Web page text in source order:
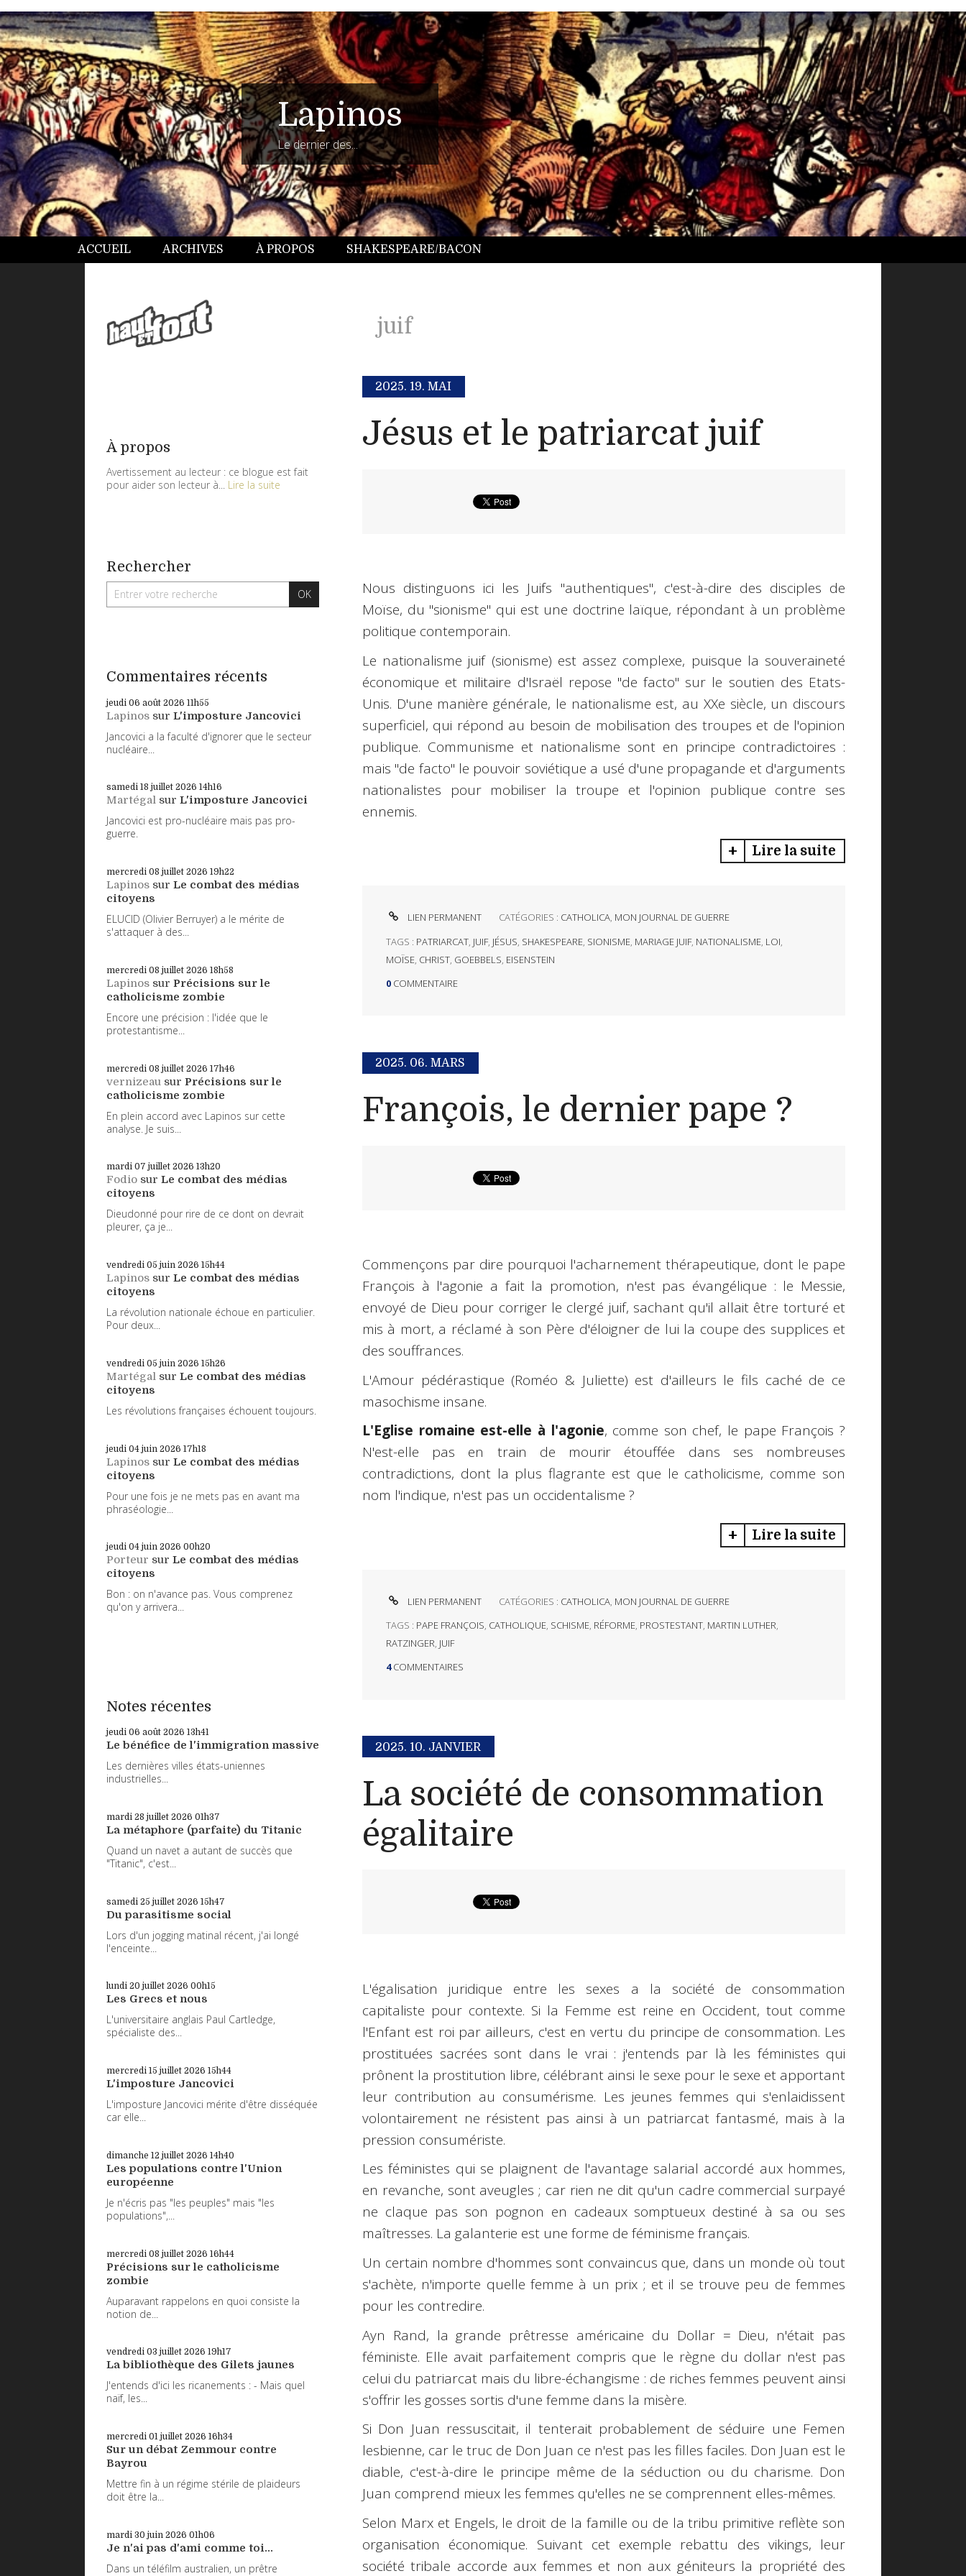
Lapinos
Le dernier des...
ACCUEIL ARCHIVES À PROPOS SHAKESPEARE/BACON
À propos
Avertissement au lecteur : ce blogue est fait
pour aider son lecteur à... Lire la suite
Rechercher
Commentaires récents
jeudi 06 août 2026 11h55
Lapinos sur L'imposture Jancovici
Jancovici a la faculté d'ignorer que le secteur
nucléaire...
samedi 18 juillet 2026 14h16
Martégal sur L'imposture Jancovici
Jancovici est pro-nucléaire mais pas pro-
guerre.
mercredi 08 juillet 2026 19h22
Lapinos sur Le combat des médias
citoyens
ELUCID (Olivier Berruyer) a le mérite de
s'attaquer à des...
mercredi 08 juillet 2026 18h58
Lapinos sur Précisions sur le
catholicisme zombie
Encore une précision : l'idée que le
protestantisme...
mercredi 08 juillet 2026 17h46
vernizeau sur Précisions sur le
catholicisme zombie
En plein accord avec Lapinos sur cette
analyse. Je suis...
mardi 07 juillet 2026 13h20
Fodio sur Le combat des médias
citoyens
Dieudonné pour rire de ce dont on devrait
pleurer, ça je...
vendredi 05 juin 2026 15h44
Lapinos sur Le combat des médias
citoyens
La révolution nationale échoue en particulier.
Pour deux...
vendredi 05 juin 2026 15h26
Martégal sur Le combat des médias
citoyens
Les révolutions françaises échouent toujours.
jeudi 04 juin 2026 17h18
Lapinos sur Le combat des médias
citoyens
Pour une fois je ne mets pas en avant ma
phraséologie...
jeudi 04 juin 2026 00h20
Porteur sur Le combat des médias
citoyens
Bon : on n'avance pas. Vous comprenez
qu'on y arrivera...
Notes récentes
jeudi 06 août 2026 13h41
Le bénéfice de l'immigration massive
Les dernières villes états-uniennes
industrielles...
mardi 28 juillet 2026 01h37
La métaphore (parfaite) du Titanic
Quand un navet a autant de succès que
"Titanic", c'est...
samedi 25 juillet 2026 15h47
Du parasitisme social
Lors d'un jogging matinal récent, j'ai longé
l'enceinte...
lundi 20 juillet 2026 00h15
Les Grecs et nous
L'universitaire anglais Paul Cartledge,
spécialiste des...
mercredi 15 juillet 2026 15h44
L'imposture Jancovici
L'imposture Jancovici mérite d'être disséquée
car elle...
dimanche 12 juillet 2026 14h40
Les populations contre l'Union
européenne
Je n'écris pas "les peuples" mais "les
populations",...
mercredi 08 juillet 2026 16h44
Précisions sur le catholicisme
zombie
Auparavant rappelons en quoi consiste la
notion de...
vendredi 03 juillet 2026 19h17
La bibliothèque des Gilets jaunes
J'entends d'ici les ricanements : - Mais quel
naïf, les...
mercredi 01 juillet 2026 16h34
Sur un débat Zemmour contre
Bayrou
Mettre fin à un régime stérile de plaideurs
doit être la...
mardi 30 juin 2026 01h06
Je n'ai pas d'ami comme toi...
Dans un téléfilm australien, un prêtre
juif
2025. 19. MAI
Jésus et le patriarcat juif
Nous distinguons ici les Juifs "authentiques", c'est-à-dire des disciples de
Moïse, du "sionisme" qui est une doctrine laïque, répondant à un problème
politique contemporain.
Le nationalisme juif (sionisme) est assez complexe, puisque la souveraineté
économique et militaire d'Israël repose "de facto" sur le soutien des Etats-
Unis. D'une manière générale, le nationalisme est, au XXe siècle, un discours
superficiel, qui répond au besoin de mobilisation des troupes et de l'opinion
publique. Communisme et nationalisme sont en principe contradictoires :
mais "de facto" le pouvoir soviétique a usé d'une propagande et d'arguments
nationalistes pour mobiliser la troupe et l'opinion publique contre ses
ennemis.
Lire la suite
LIEN PERMANENT CATÉGORIES : CATHOLICA, MON JOURNAL DE GUERRE
TAGS : PATRIARCAT, JUIF, JÉSUS SHAKESPEARE, SIONISME, MARIAGE JUIF, NATIONALISME, LOI
MOÏSE, CHRIST, GOEBBELS EISENSTEIN
0 COMMENTAIRE
2025. 06. MARS
François, le dernier pape ?
Commençons par dire pourquoi l'acharnement thérapeutique, dont le pape
François à l'agonie a fait la promotion, n'est pas évangélique : le Messie,
envoyé de Dieu pour corriger le clergé juif, sachant qu'il allait être torturé et
mis à mort, a réclamé à son Père d'éloigner de lui la coupe des supplices et
des souffrances.
L'Amour pédérastique (Roméo & Juliette) est d'ailleurs le fils caché de ce
masochisme insane.
L'Eglise romaine est-elle à l'agonie, comme son chef, le pape François ?
N'est-elle pas en train de mourir étouffée dans ses nombreuses
contradictions, dont la plus flagrante est que le catholicisme, comme son
nom l'indique, n'est pas un occidentalisme ?
Lire la suite
LIEN PERMANENT CATÉGORIES : CATHOLICA, MON JOURNAL DE GUERRE
TAGS : PAPE FRANÇOIS, CATHOLIQUE, SCHISME, RÉFORME, PROSTESTANT, MARTIN LUTHER,
RATZINGER, JUIF
4 COMMENTAIRES
2025. 10. JANVIER
La société de consommation
égalitaire
L'égalisation juridique entre les sexes a la société de consommation
capitaliste pour contexte. Si la Femme est reine en Occident, tout comme
l'Enfant est roi par ailleurs, c'est en vertu du principe de consommation. Les
prostituées sacrées sont dans le vrai : j'entends par là les féministes qui
prônent la prostitution libre, célébrant ainsi le sexe pour le sexe et apportant
leur contribution au consumérisme. Les jeunes femmes qui s'enlaidissent
volontairement ne résistent pas ainsi à un patriarcat fantasmé, mais à la
pression consumériste.
Les féministes qui se plaignent de l'avantage salarial accordé aux hommes,
en revanche, sont aveugles ; car rien ne dit qu'un cadre commercial surpayé
ne claque pas son pognon en cadeaux somptueux destiné à sa ou ses
maîtresses. La galanterie est une forme de féminisme français.
Un certain nombre d'hommes sont convaincus que, dans un monde où tout
s'achète, n'importe quelle femme à un prix ; et il se trouve peu de femmes
pour les contredire.
Ayn Rand, la grande prêtresse américaine du Dollar = Dieu, n'était pas
féministe. Elle avait parfaitement compris que le règne du dollar n'est pas
celui du patriarcat mais du libre-échangisme : de riches femmes peuvent ainsi
s'offrir les gosses sortis d'une femme dans la misère.
Si Don Juan ressuscitait, il tenterait probablement de séduire une Femen
lesbienne, car le truc de Don Juan ce n'est pas les filles faciles. Don Juan est le
diable, c'est-à-dire le principe même de la séduction ou du charisme. Don
Juan comprend mieux les femmes qu'elles ne se comprennent elles-mêmes.
Selon Marx et Engels, le droit de la famille ou de la tribu primitive reflète son
organisation économique. Suivant cet exemple rebattu des vikings, leur
société tribale accorde aux femmes et non aux géniteurs la propriété des